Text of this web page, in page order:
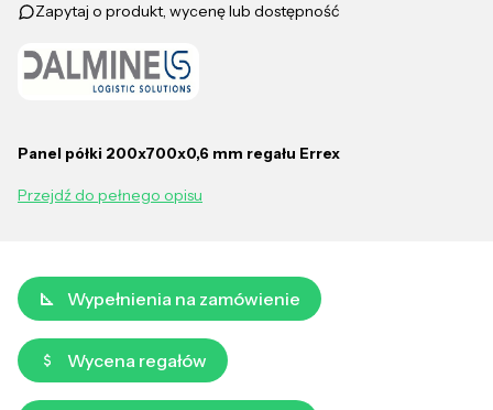
Zapytaj o produkt, wycenę lub dostępność
Panel półki 200x700x0,6 mm regału Errex
Przejdź do pełnego opisu
Wypełnienia na zamówienie
Wycena regałów